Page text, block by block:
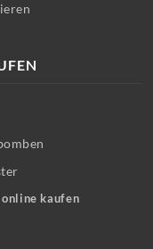
online kaufen